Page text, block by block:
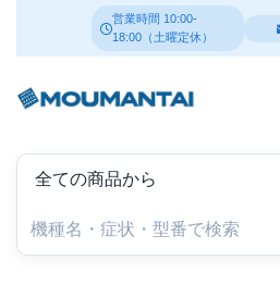
営業時間 10:00-
18:00（土曜定休）